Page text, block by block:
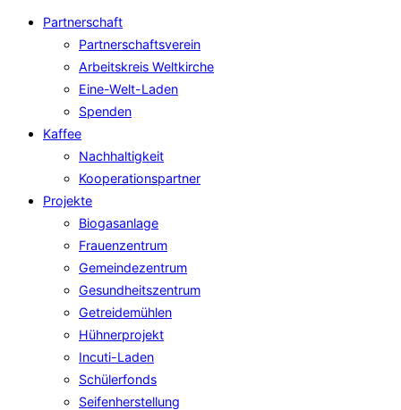
Partnerschaft
Partnerschaftsverein
Arbeitskreis Weltkirche
Eine-Welt-Laden
Spenden
Kaffee
Nachhaltigkeit
Kooperationspartner
Projekte
Biogasanlage
Frauenzentrum
Gemeindezentrum
Gesundheitszentrum
Getreidemühlen
Hühnerprojekt
Incuti-Laden
Schülerfonds
Seifenherstellung